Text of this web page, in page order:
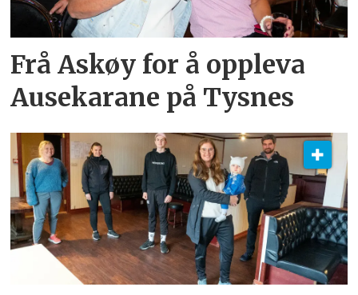
Frå Askøy for å oppleva
Ausekarane på Tysnes